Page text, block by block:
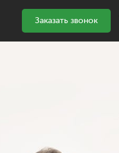
Заказать звонок